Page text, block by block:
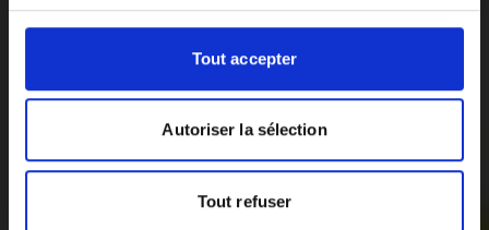
Tout accepter
Autoriser la sélection
Tout refuser